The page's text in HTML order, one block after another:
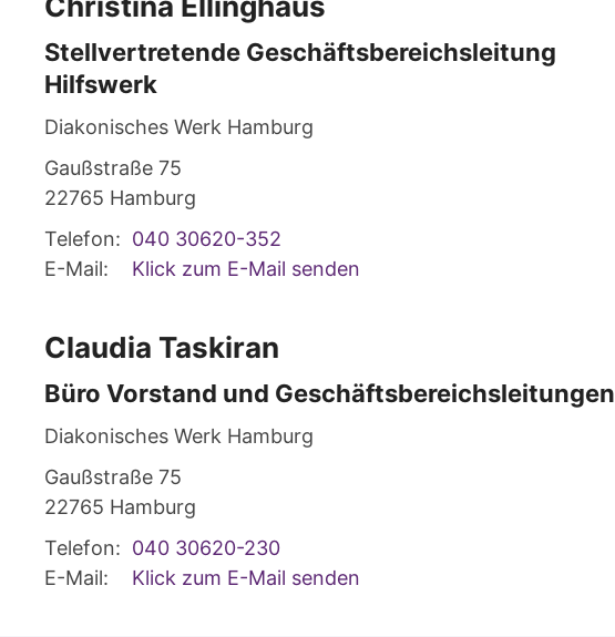
Stellvertretende Geschäftsbereichsleitung
Hilfswerk
Diakonisches Werk Hamburg
Gaußstraße 75
22765 Hamburg
Telefon: 040 30620-352
E-Mail:
Klick zum E-Mail senden
Claudia Taskiran
Büro Vorstand und Geschäftsbereichsleitungen
Diakonisches Werk Hamburg
Gaußstraße 75
22765 Hamburg
Telefon: 040 30620-230
E-Mail:
Klick zum E-Mail senden